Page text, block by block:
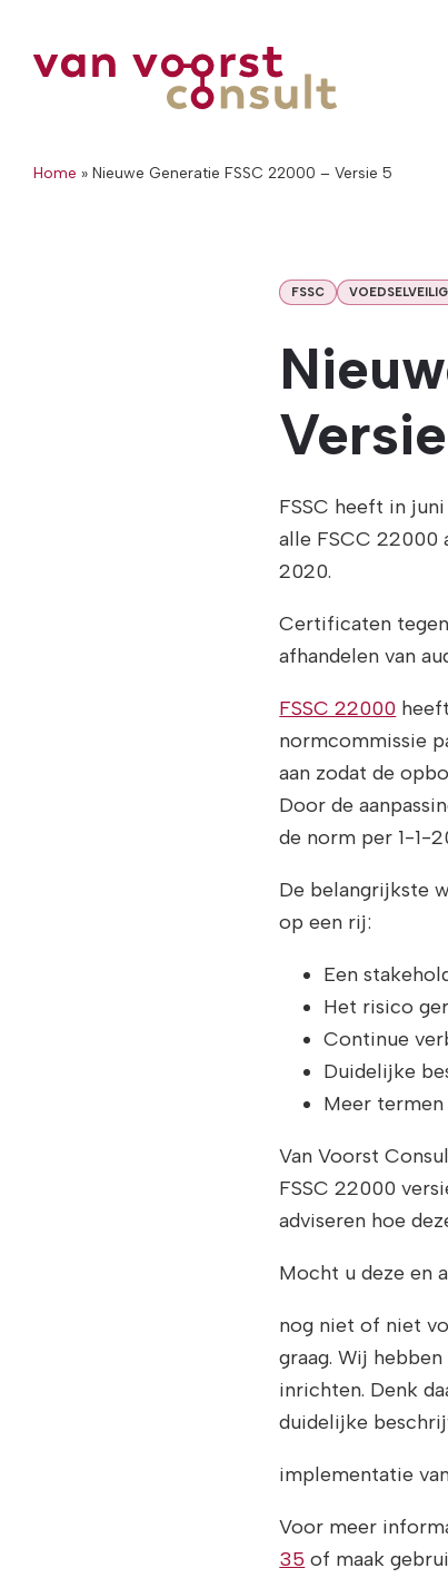
Home » Nieuwe Generatie FSSC 22000 – Versie 5
FSSC
FSSC heeft in
alle FSCC 22000
2020.
Certificaten
afhandelen van
FSSC 22000
normcommissie
aan zodat de
Door de
de norm per 1-1-
De belangrijkste
op een rij:
Een
Het risico
Continue
Duidelijke
Meer
Van Voorst
FSSC 22000
adviseren hoe
Mocht u deze en
nog niet of niet
graag. Wij
inrichten. Denk
duidelijke
implementatie
Voor meer
35 of maak